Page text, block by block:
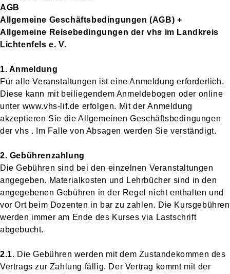
AGB
Allgemeine Geschäftsbedingungen (AGB) +
Allgemeine Reisebedingungen der vhs im Landkreis
Lichtenfels e. V.
1. Anmeldung
Für alle Veranstaltungen ist eine Anmeldung erforderlich.
Diese kann mit beiliegendem Anmeldebogen oder online
unter www.vhs-lif.de erfolgen. Mit der Anmeldung
akzeptieren Sie die Allgemeinen Geschäftsbedingungen
der vhs . Im Falle von Absagen werden Sie verständigt.
2. Gebührenzahlung
Die Gebühren sind bei den einzelnen Veranstaltungen
angegeben. Materialkosten und Lehrbücher sind in den
angegebenen Gebühren in der Regel nicht enthalten und
vor Ort beim Dozenten in bar zu zahlen. Die Kursgebühren
werden immer am Ende des Kurses via Lastschrift
abgebucht.
2.1. Die Gebühren werden mit dem Zustandekommen des
Vertrags zur Zahlung fällig. Der Vertrag kommt mit der